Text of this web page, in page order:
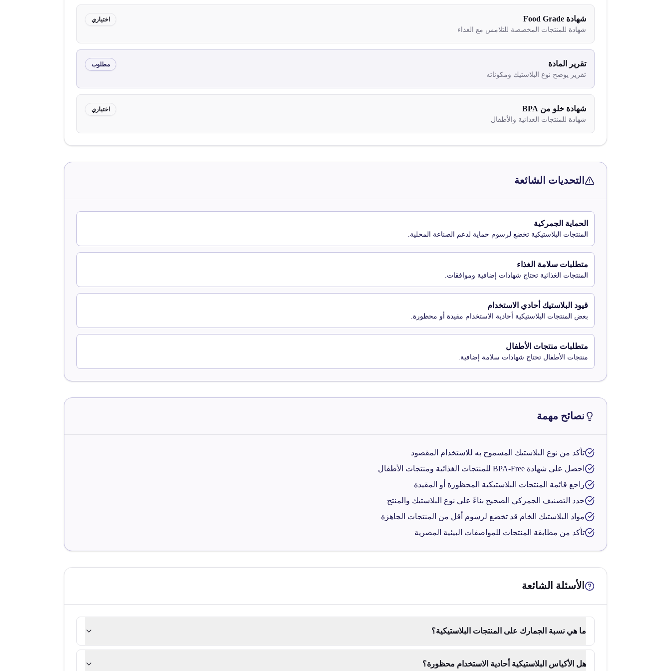
شهادة Food Grade
شهادة للمنتجات المخصصة للتلامس مع الغذاء
اختياري
تقرير المادة
تقرير يوضح نوع البلاستيك ومكوناته
مطلوب
شهادة خلو من BPA
شهادة للمنتجات الغذائية والأطفال
اختياري
التحديات الشائعة
الحماية الجمركية
المنتجات البلاستيكية تخضع لرسوم حماية لدعم الصناعة المحلية.
متطلبات سلامة الغذاء
المنتجات الغذائية تحتاج شهادات إضافية وموافقات.
قيود البلاستيك أحادي الاستخدام
بعض المنتجات البلاستيكية أحادية الاستخدام مقيدة أو محظورة.
متطلبات منتجات الأطفال
منتجات الأطفال تحتاج شهادات سلامة إضافية.
نصائح مهمة
تأكد من نوع البلاستيك المسموح به للاستخدام المقصود
احصل على شهادة BPA-Free للمنتجات الغذائية ومنتجات الأطفال
راجع قائمة المنتجات البلاستيكية المحظورة أو المقيدة
حدد التصنيف الجمركي الصحيح بناءً على نوع البلاستيك والمنتج
مواد البلاستيك الخام قد تخضع لرسوم أقل من المنتجات الجاهزة
تأكد من مطابقة المنتجات للمواصفات البيئية المصرية
الأسئلة الشائعة
ما هي نسبة الجمارك على المنتجات البلاستيكية؟
هل الأكياس البلاستيكية أحادية الاستخدام محظورة؟